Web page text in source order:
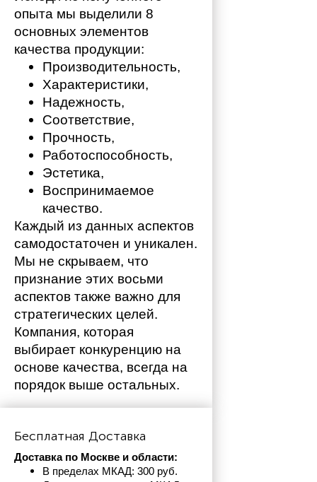
опыта мы выделили 8
основных элементов
качества продукции:
Производительность,
Характеристики,
Надежность,
Соответствие,
Прочность,
Работоспособность,
Эстетика,
Воспринимаемое
качество.
Каждый из данных аспектов
самодостаточен и уникален.
Мы не скрываем, что
признание этих восьми
аспектов также важно для
стратегических целей.
Компания, которая
выбирает конкуренцию на
основе качества, всегда на
порядок выше остальных.
Бесплатная Доставка
Доставка по Москве и области:
В пределах МКАД: 300 руб.